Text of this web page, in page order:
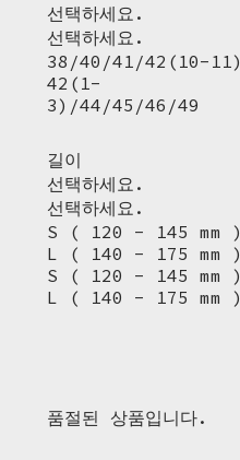
선택하세요.
선택하세요.
38/40/41/42(10-11)
42(1-
3)/44/45/46/49
길이
선택하세요.
선택하세요.
S ( 120 - 145 mm )
L ( 140 - 175 mm )
S ( 120 - 145 mm )
L ( 140 - 175 mm )
품절된 상품입니다.